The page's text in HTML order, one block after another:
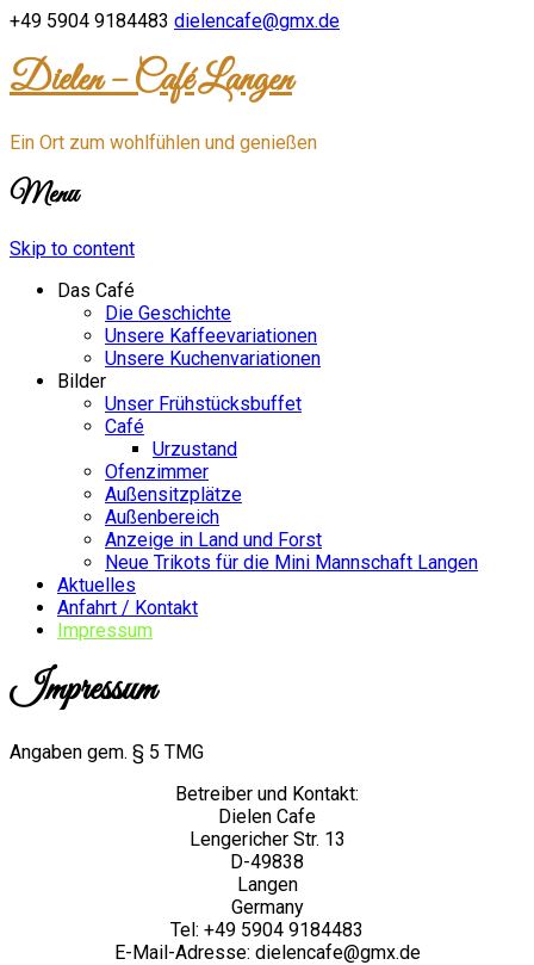
+49 5904 9184483 dielencafe@gmx.de
Dielen – Café Langen
Ein Ort zum wohlfühlen und genießen
Menu
Skip to content
Das Café
Die Geschichte
Unsere Kaffeevariationen
Unsere Kuchenvariationen
Bilder
Unser Frühstücksbuffet
Café
Urzustand
Ofenzimmer
Außensitzplätze
Außenbereich
Anzeige in Land und Forst
Neue Trikots für die Mini Mannschaft Langen
Aktuelles
Anfahrt / Kontakt
Impressum
Impressum
Angaben gem. § 5 TMG
Betreiber und Kontakt:
Dielen Cafe
Lengericher Str. 13
D-49838
Langen
Germany
Tel: +49 5904 9184483
E-Mail-Adresse: dielencafe@gmx.de